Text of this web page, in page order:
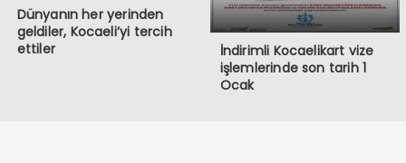
Dünyanın her yerinden
geldiler, Kocaeli’yi tercih
ettiler
İndirimli Kocaelikart vize
işlemlerinde son tarih 1
Ocak